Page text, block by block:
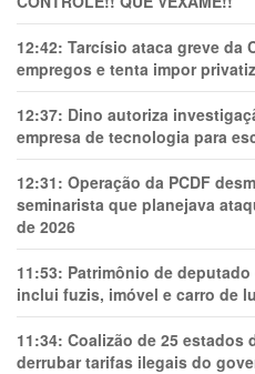
12:42: Tarcísio ataca greve da
empregos e tenta impor
12:37: Dino autoriza
empresa de tecnologia para
12:31: Operação da PCDF
seminarista que planejava
de 2026
11:53: Patrimônio de
inclui fuzis, imóvel e carro de
11:34: Coalizão de 25 estados
derrubar tarifas ilegais do